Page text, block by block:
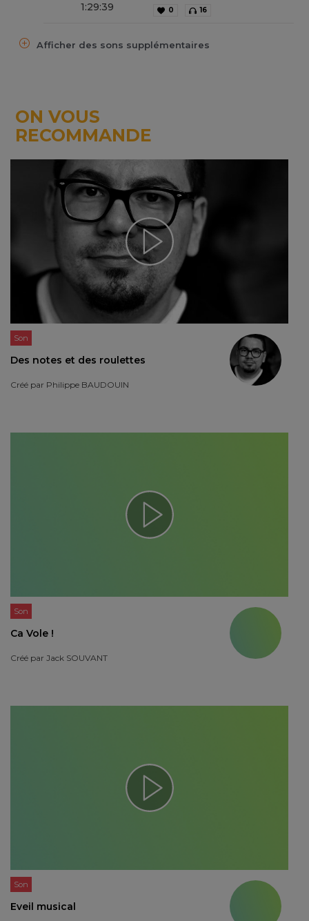
1:29:39 0 16
Afficher des sons supplémentaires
ON VOUS
RECOMMANDE
Son
Des notes et des roulettes
Créé par Philippe BAUDOUIN
Son
Ca Vole !
Créé par Jack SOUVANT
Son
Eveil musical